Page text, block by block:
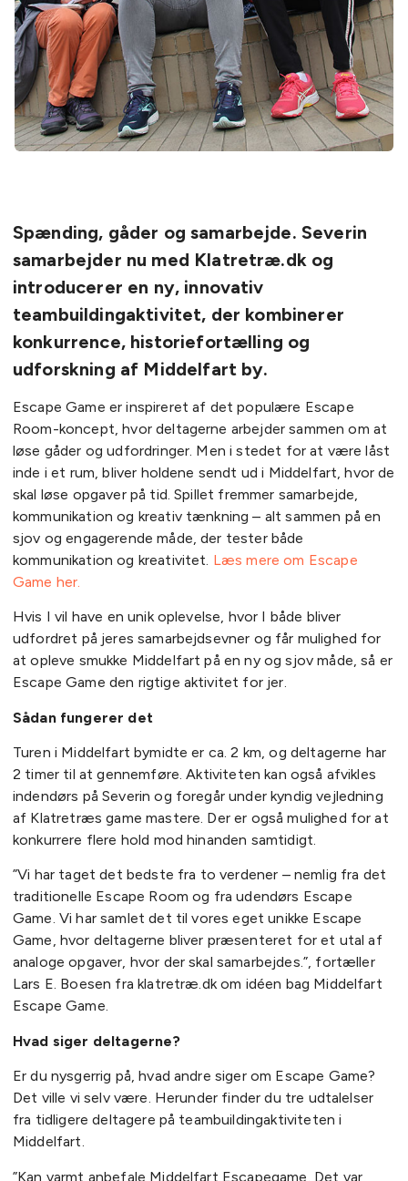
Spænding, gåder og samarbejde. Severin
samarbejder nu med Klatretræ.dk og
introducerer en ny, innovativ
teambuildingaktivitet, der kombinerer
konkurrence, historiefortælling og
udforskning af Middelfart by.
Escape Game er inspireret af det populære Escape
Room-koncept, hvor deltagerne arbejder sammen om at
løse gåder og udfordringer. Men i stedet for at være låst
inde i et rum, bliver holdene sendt ud i Middelfart, hvor de
skal løse opgaver på tid. Spillet fremmer samarbejde,
kommunikation og kreativ tænkning – alt sammen på en
sjov og engagerende måde, der tester både
kommunikation og kreativitet. Læs mere om Escape
Game her.
Hvis I vil have en unik oplevelse, hvor I både bliver
udfordret på jeres samarbejdsevner og får mulighed for
at opleve smukke Middelfart på en ny og sjov måde, så er
Escape Game den rigtige aktivitet for jer.
Sådan fungerer det
Turen i Middelfart bymidte er ca. 2 km, og deltagerne har
2 timer til at gennemføre. Aktiviteten kan også afvikles
indendørs på Severin og foregår under kyndig vejledning
af Klatretræs game mastere. Der er også mulighed for at
konkurrere flere hold mod hinanden samtidigt.
”Vi har taget det bedste fra to verdener – nemlig fra det
traditionelle Escape Room og fra udendørs Escape
Game. Vi har samlet det til vores eget unikke Escape
Game, hvor deltagerne bliver præsenteret for et utal af
analoge opgaver, hvor der skal samarbejdes.”, fortæller
Lars E. Boesen fra klatretræ.dk om idéen bag Middelfart
Escape Game.
Hvad siger deltagerne?
Er du nysgerrig på, hvad andre siger om Escape Game?
Det ville vi selv være. Herunder finder du tre udtalelser
fra tidligere deltagere på teambuildingaktiviteten i
Middelfart.
”Kan varmt anbefale Middelfart Escapegame. Det var